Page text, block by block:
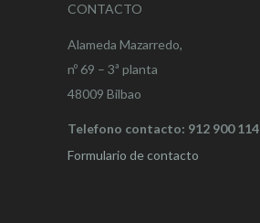
CONTACTO
Alameda Mazarredo,
nº 69 – 3ª planta
48009 Bilbao
Telefono contacto: 912 900 114
Formulario de contacto